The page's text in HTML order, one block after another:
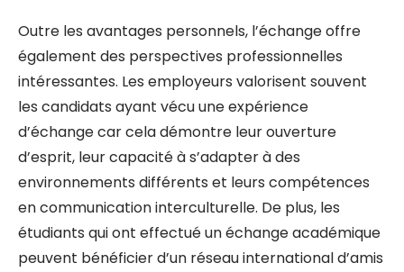
Outre les avantages personnels, l’échange offre
également des perspectives professionnelles
intéressantes. Les employeurs valorisent souvent
les candidats ayant vécu une expérience
d’échange car cela démontre leur ouverture
d’esprit, leur capacité à s’adapter à des
environnements différents et leurs compétences
en communication interculturelle. De plus, les
étudiants qui ont effectué un échange académique
peuvent bénéficier d’un réseau international d’amis